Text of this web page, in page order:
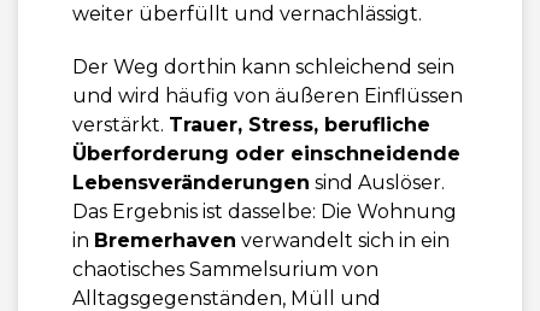
weiter überfüllt und vernachlässigt.
Der Weg dorthin kann schleichend sein
und wird häufig von äußeren Einflüssen
verstärkt. Trauer, Stress, berufliche
Überforderung oder einschneidende
Lebensveränderungen sind Auslöser.
Das Ergebnis ist dasselbe: Die Wohnung
in Bremerhaven verwandelt sich in ein
chaotisches Sammelsurium von
Alltagsgegenständen, Müll und